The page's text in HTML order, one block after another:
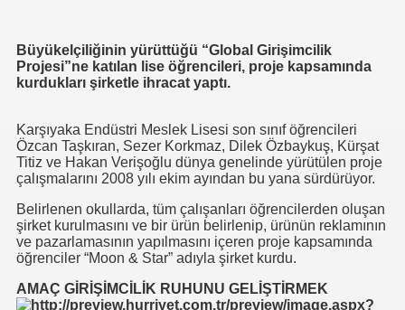
Büyükelçiliğinin yürüttüğü “Global Girişimcilik
Projesi”ne katılan lise öğrencileri, proje kapsamında
kurdukları şirketle ihracat yaptı.
Karşıyaka Endüstri Meslek Lisesi son sınıf öğrencileri
Özcan Taşkıran, Sezer Korkmaz, Dilek Özbaykuş, Kürşat
Titiz ve Hakan Verişoğlu dünya genelinde yürütülen proje
çalışmalarını 2008 yılı ekim ayından bu yana sürdürüyor.
Belirlenen okullarda, tüm çalışanları öğrencilerden oluşan
şirket kurulmasını ve bir ürün belirlenip, ürünün reklamının
ve pazarlamasının yapılmasını içeren proje kapsamında
öğrenciler “Moon & Star” adıyla şirket kurdu.
AMAÇ GİRİŞİMCİLİK RUHUNU GELİŞTİRMEK